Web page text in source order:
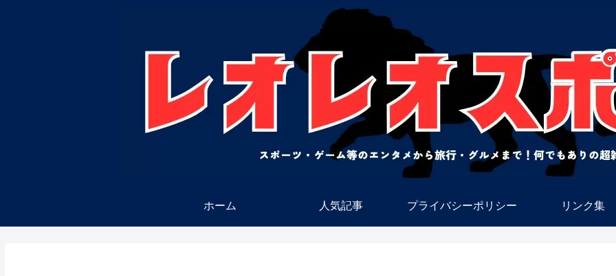
ホーム 人気記事 プライバシーポリシー リンク集